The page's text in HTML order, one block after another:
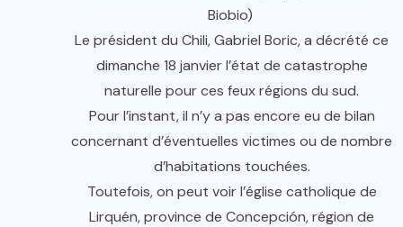
Biobio)
Le président du Chili, Gabriel Boric, a décrété ce
dimanche 18 janvier l’état de catastrophe
naturelle pour ces feux régions du sud.
Pour l’instant, il n’y a pas encore eu de bilan
concernant d’éventuelles victimes ou de nombre
d’habitations touchées.
Toutefois, on peut voir l’église catholique de
Lirquén, province de Concepción, région de